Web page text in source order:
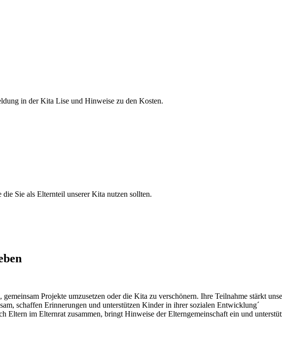
in der Kita Lise und Hinweise zu den Kosten.
Sie als Elternteil unserer Kita nutzen sollten.
Projekte umzusetzen oder die Kita zu verschönern. Ihre Teilnahme stärkt
schaffen Erinnerungen und unterstützen Kinder in ihrer sozialen Entwicklung´
Eltern im Elternrat zusammen, bringt Hinweise der Elterngemeinschaft ein und